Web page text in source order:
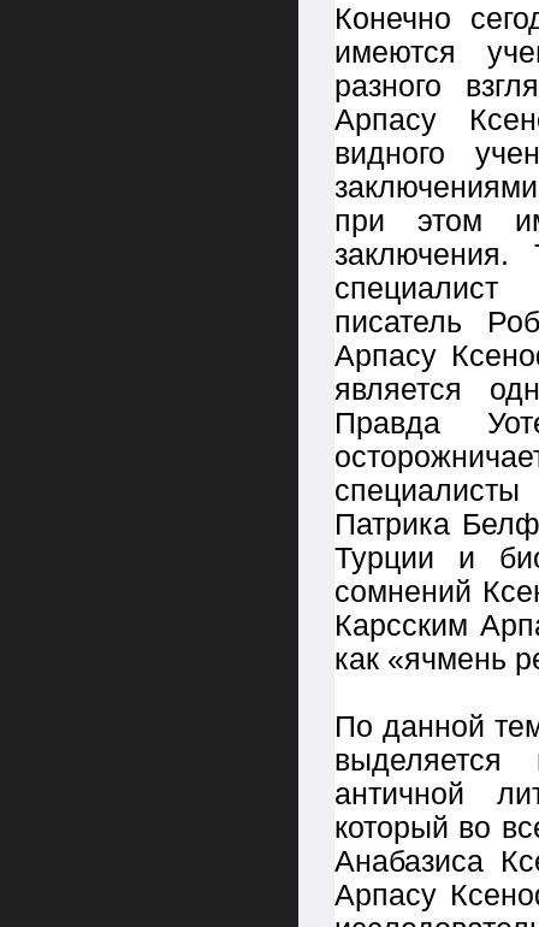
Конечно
имеются
разного
Арпасу
видного
при этом
заключения.
писатель
Арпасу
является
Правда
Патрика
Турции и
сомнений
Карсcким
как «ячмень
По данной
выделяется
античной
который во
Анабазиса
Арпасу